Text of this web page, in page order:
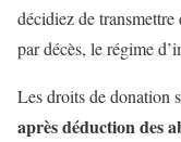
décidiez de
par décès, le régime
Les droits de donation
après déduction des